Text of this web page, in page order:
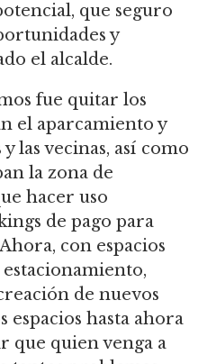
que seguro
y
el alcalde.
fue quitar los
el aparcamiento y
las vecinas, así como
la zona de
hacer uso
de pago para
con espacios
de nuevos
espacios hasta ahora
que quien venga a